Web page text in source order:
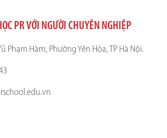
PR VỚI NGƯỜI CHUYÊN NGHIỆP
Phạm Hàm, Phường Yên Hòa, TP Hà Nội.